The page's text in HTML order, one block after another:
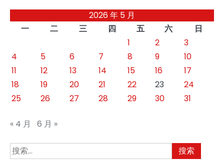
分
2026 年 5 月
一
二 三 四 五 六
日
1
2
3
4
5 6 7 8 9
10
11
12 13 14 15 16
17
18
19 20 21 22 23
24
25
26 27 28 29 30 31
« 4 月 6 月 »
搜